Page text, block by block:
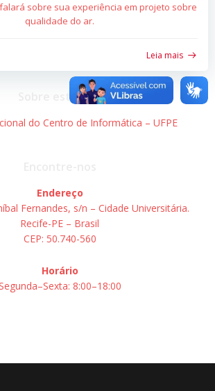
sobre sua experiência em projeto sobre
qualidade do ar.
Leia mais
Sobre este site
do Centro de Informática – UFPE
Endereço
Fernandes, s/n – Cidade Universitária.
Recife-PE – Brasil
CEP: 50.740-560
Horário
Segunda–Sexta: 8:00–18:00